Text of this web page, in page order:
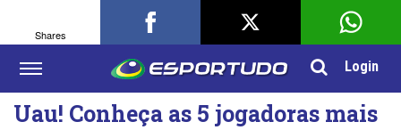
Login
Uau! Conheça as 5 jogadoras mais
Shares